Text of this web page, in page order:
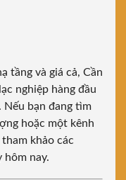
tầng và giá cả, Cần
nghiệp hàng đầu
Nếu bạn đang tìm
hoặc một kênh
khảo các
hôm nay.